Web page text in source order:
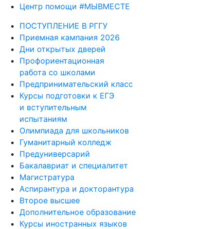
Центр помощи #МЫВМЕСТЕ
ПОСТУПЛЕНИЕ В РГГУ
Приемная кампания 2026
Дни открытых дверей
Профориентационная
работа со школами
Предпринимательский класс
Курсы подготовки к ЕГЭ
и вступительным
испытаниям
Олимпиада для школьников
Гуманитарный колледж
Предуниверсарий
Бакалавриат и специалитет
Магистратура
Аспирантура и докторантура
Второе высшее
Дополнительное образование
Курсы иностранных языков